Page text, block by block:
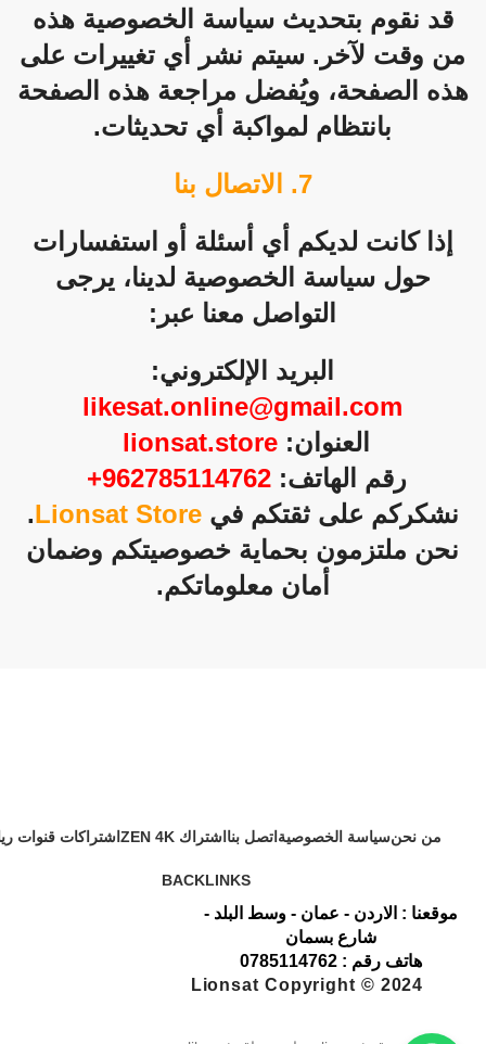
قد نقوم بتحديث سياسة الخصوصية هذه
من وقت لآخر. سيتم نشر أي تغييرات على
هذه الصفحة، ويُفضل مراجعة هذه الصفحة
بانتظام لمواكبة أي تحديثات.
7. الاتصال بنا
إذا كانت لديكم أي أسئلة أو استفسارات
حول سياسة الخصوصية لدينا، يرجى
التواصل معنا عبر:
البريد الإلكتروني:
likesat.online@gmail.com
العنوان: lionsat.store
رقم الهاتف:962785114762+
نشكركم على ثقتكم فيLionsat Store
.
نحن ملتزمون بحماية خصوصيتكم وضمان
أمان معلوماتكم.
من نحنسياسة الخصوصية اتصل بنا اشتراك ZEN 4K اشتراكات قنوات
BACKLINKS
موقعنا : الاردن - عمان - وسط البلد -
شارع بسمان
هاتف رقم : 0785114762
Lionsat Copyright © 2024